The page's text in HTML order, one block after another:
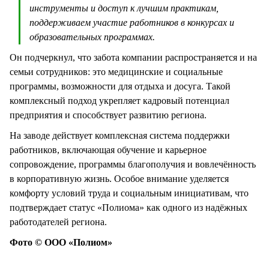
инструменты и доступ к лучшим практикам,
поддерживаем участие работников в конкурсах и
образовательных программах.
Он подчеркнул, что забота компании распространяется и на
семьи сотрудников: это медицинские и социальные
программы, возможности для отдыха и досуга. Такой
комплексный подход укрепляет кадровый потенциал
предприятия и способствует развитию региона.
На заводе действует комплексная система поддержки
работников, включающая обучение и карьерное
сопровождение, программы благополучия и вовлечённость
в корпоративную жизнь. Особое внимание уделяется
комфорту условий труда и социальным инициативам, что
подтверждает статус «Полиома» как одного из надёжных
работодателей региона.
Фото © ООО «Полиом»